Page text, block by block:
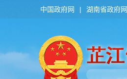
中国政府网 | 湖南省政府网